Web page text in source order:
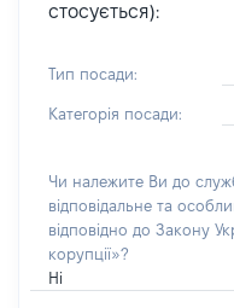
стосується):
Тип посади:
Категорія посади:
Чи належите Ви до
відповідальне та
відповідно до Закону
корупції»?
Ні